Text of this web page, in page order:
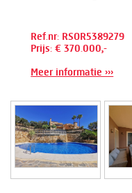
Ref.nr: RSOR5389279
Prijs: € 370.000,-
Meer informatie ›››